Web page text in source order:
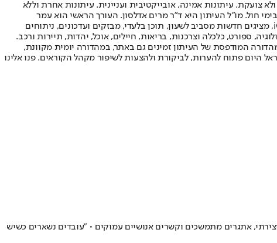
צועקת. עיתונות אמינה, אובייקטיבית ועניינית. עיתונות אחרת וללא
שיעור החשיפה הגבוה ביותר בימי חול. מו"ל העיתון היא ד"ר מרים אדלסון. העורך הראשי הוא עמר
לחמנוביץ, והעורך המייסד הוא עמוס רגב. אתרי האינטרנט של "ישראל היום" בעברית ובאנגלית, כמו כן היישומונים (אפליקציות) לאנדרואיד ול-iOS, מציגים חדשות מסביב לשעון, תוכן בלעדי, מבזקים ועדכונים, ניתוחים
ספורט, כלכלה וצרכנות, בריאות, חיילים, אוכל, יהדות, תיירות ורכב.
המודפסת של העיתון זמינים גם באתר, במהדורה יומית מקוונת,
היום פתוח להערות, לביקורת ולהצעות לשיפור מקהל הקוראים. פנו אלינו
אתגרים מתמשכים וקשרים אנושיים עמוקים • "עובדים נשארים כשיש